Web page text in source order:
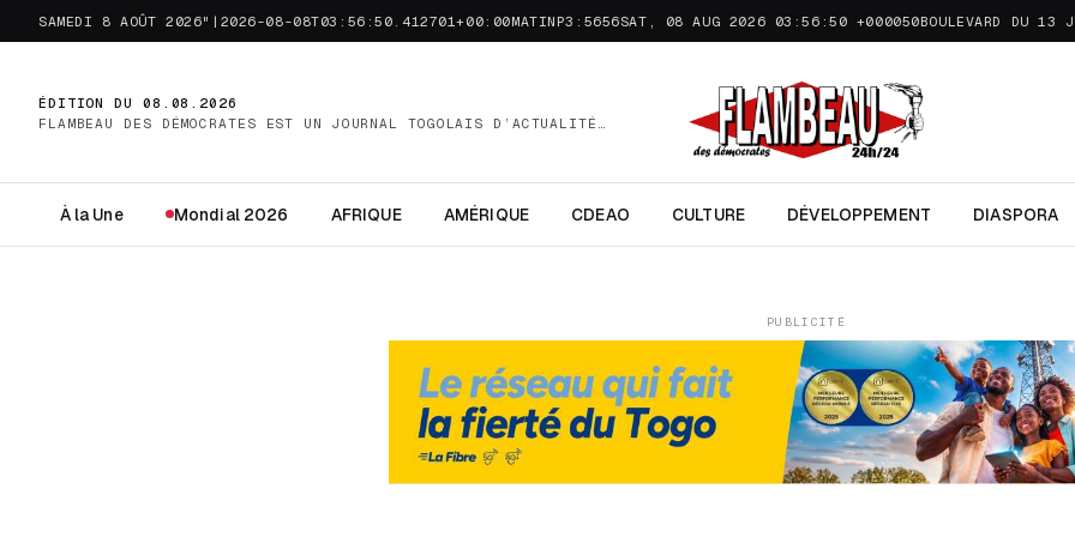
SAMEDI 8 AOÛT 2026"|2026-08-08T03:56:50.412701+00:00MATINP3:5656SAT, 08 AUG 2026 03:56:50 +000050BOULEVARD DU 13
ÉDITION DU 08.08.2026
FLAMBEAU DES DÉMOCRATES EST UN JOURNAL TOGOLAIS D’ACTUALITÉ…
À la Une Mondial 2026 AFRIQUE AMÉRIQUE CDEAO CULTURE DÉVELOPPEMENT DIASPORA
PUBLICITÉ